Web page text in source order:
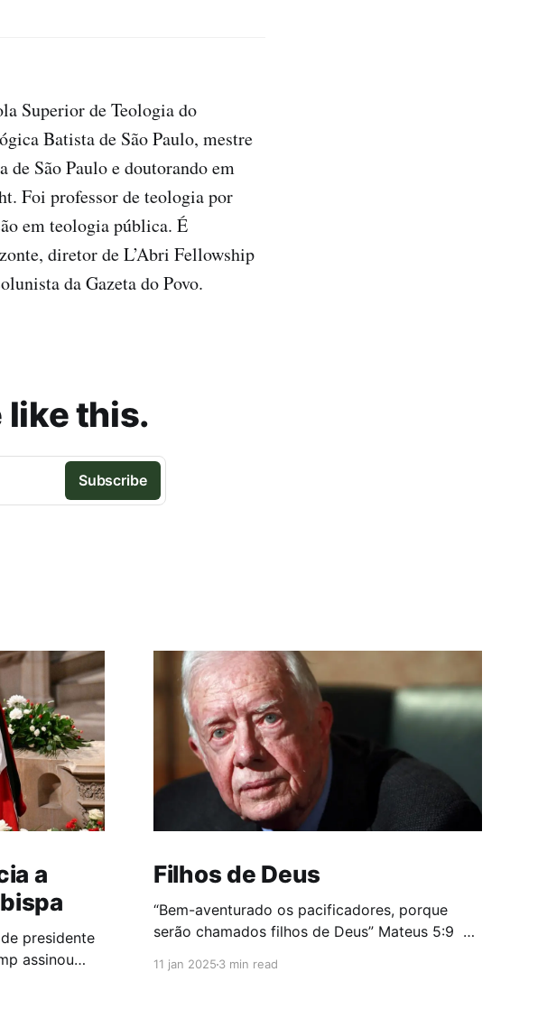
Superior de Teologia do
Batista de São Paulo, mestre
São Paulo e doutorando em
Foi professor de teologia por
em teologia pública. É
diretor de L’Abri Fellowship
da Gazeta do Povo.
like this.
Subscribe
a
presidente
assinou
Filhos de Deus
“Bem-aventurado os pacificadores, porque
serão chamados filhos de Deus” Mateus 5:9
dos Estados Unidos, Jimmy Carter, com o
11 jan 20253 min read